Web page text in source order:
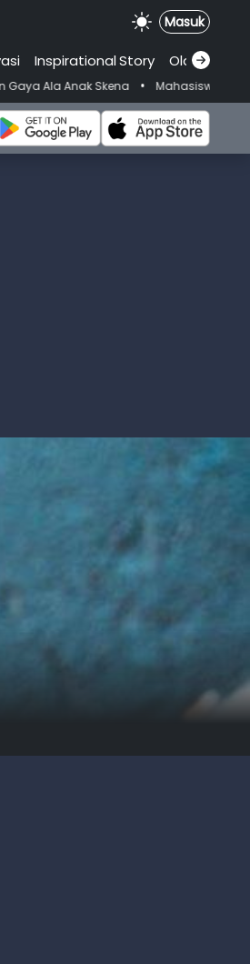
Masuk
Inspirational.Story Olahraga
Skena • Mahasiswi Prodi FKM-